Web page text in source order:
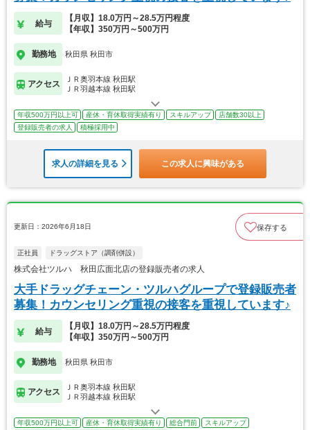
給与
【月収】18.0万円～28.5万円程度
【年収】350万円～500万円
勤務地 秋田県 秋田市
アクセス
ＪＲ奥羽本線 秋田駅
ＪＲ羽越本線 秋田駅
年収500万円以上可 産休・育休取得実績有り スキルアップ
店舗数30以上
登録販売者の求人
積極採用中
求人の詳細を見る この求人に興味がある
更新日：2026年6月18日 保存する
正社員 ドラッグストア（調剤併設）
株式会社ツルハ 秋田広面北店の登録販売者の求人
大手ドラッグチェーン・ツルハグループで登録販売者
募集！カウンセリング重視の接客を重視しています♪
給与
【月収】18.0万円～28.5万円程度
【年収】350万円～500万円
勤務地 秋田県 秋田市
アクセス
ＪＲ奥羽本線 秋田駅
ＪＲ羽越本線 秋田駅
年収500万円以上可 産休・育休取得実績有り 総合門前
スキルアップ